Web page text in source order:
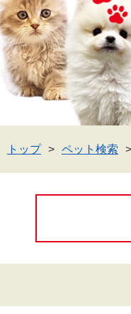
トップ ペット検索